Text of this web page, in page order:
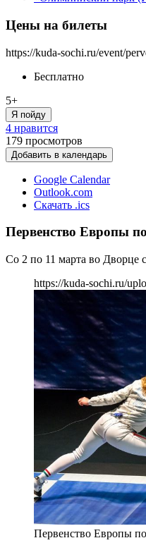
Цены на билеты
https://kuda-sochi.ru/event/
Бесплатно
5+
Я пойду
4 нравится
179 просмотров
Добавить в календарь
Google Calendar
Outlook.com
Скачать .ics
Первенство Европы
Со 2 по 11 марта во Дворце
https://kuda-sochi.ru/
Первенство Европы